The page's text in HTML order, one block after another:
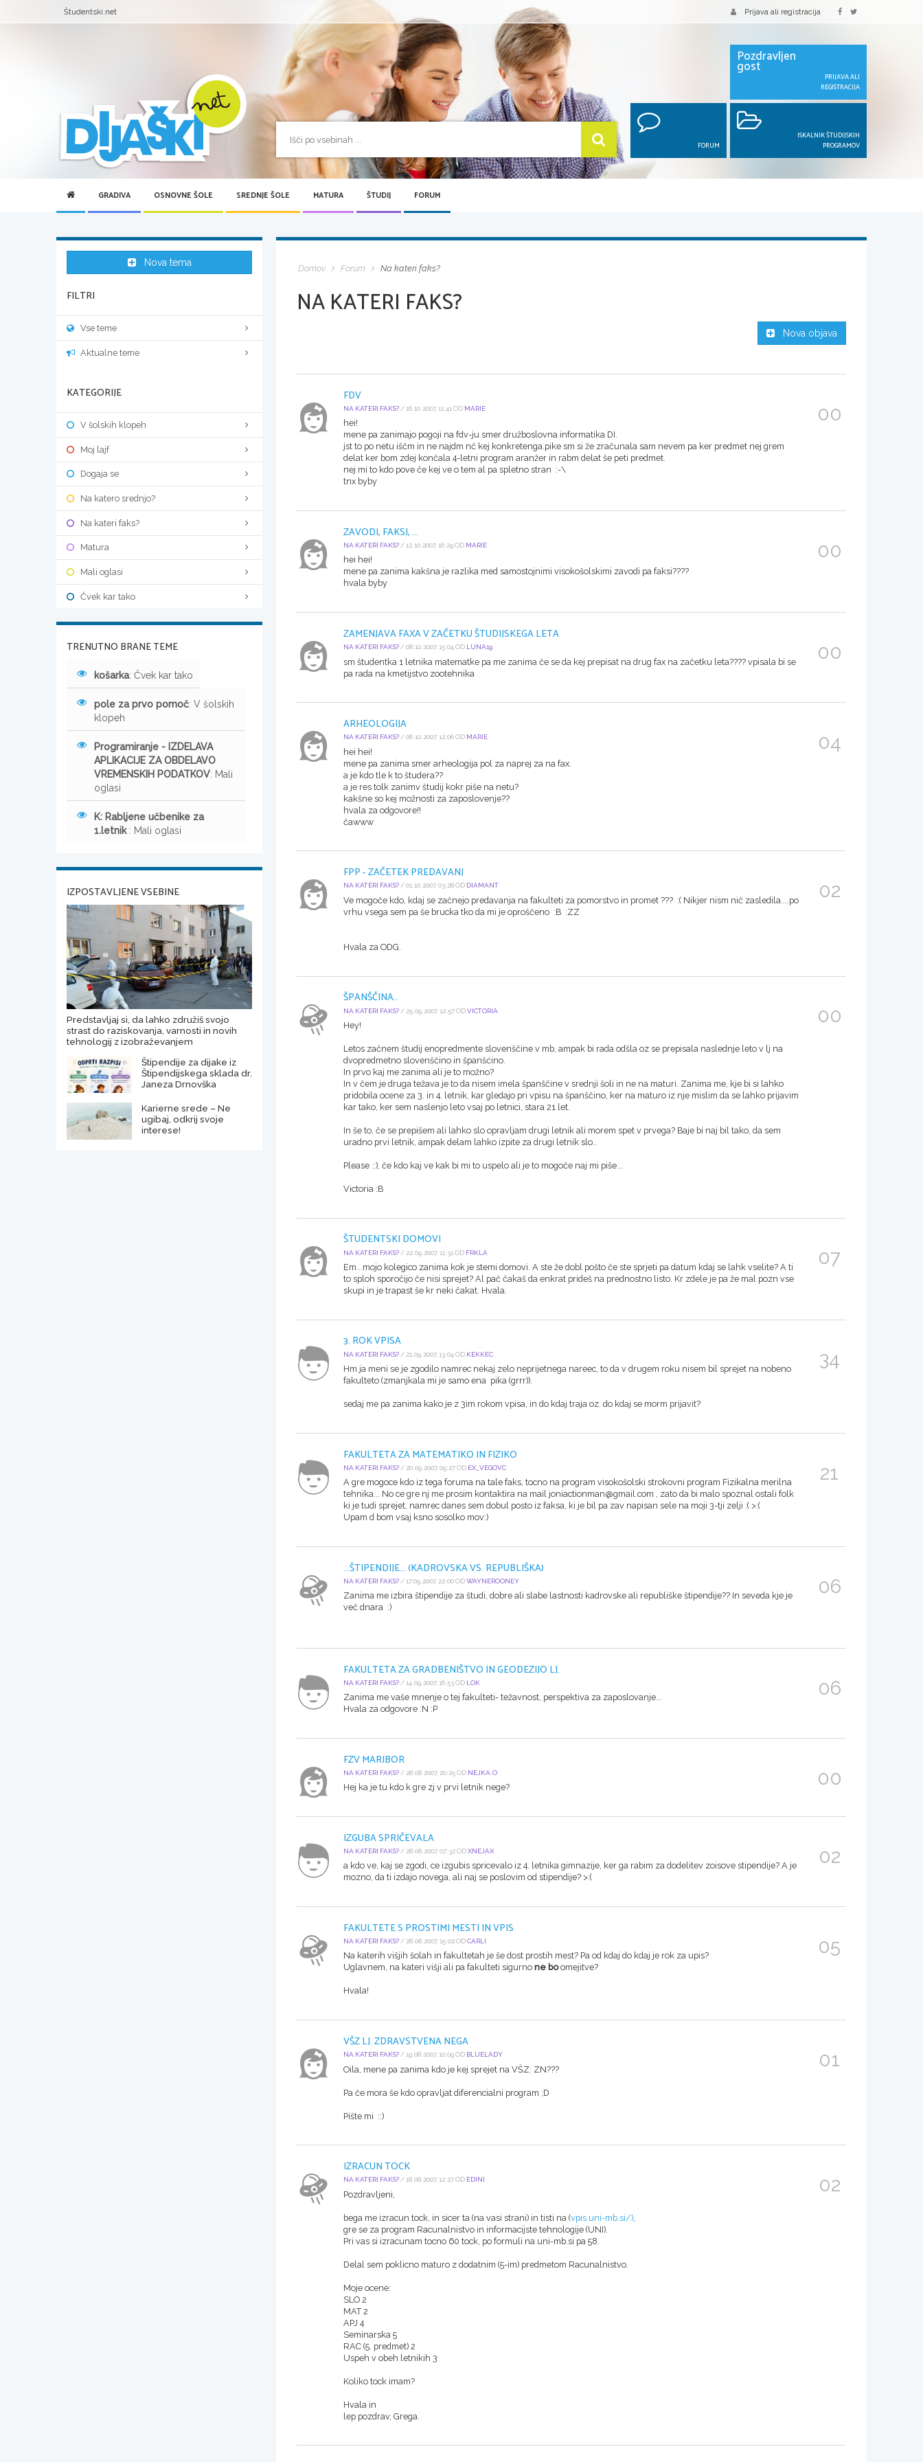
Študentski.net Prijava ali registracija
Pozdravljen
gost
PRIJAVA ALI
REGISTRACIJA
FORUM
ISKALNIK ŠTUDIJSKIH
PROGRAMOV
GRADIVA OSNOVNE ŠOLE SREDNJE ŠOLE MATURA ŠTUDIJ FORUM
Domov Forum Na kateri faks?
NA KATERI FAKS?
Nova objava
FDV
NA KATERI FAKS? / 16.10.2007, 11:41 OD MARIE
hei!
mene pa zanimajo pogoji na fdv-ju smer družboslovna informatika DI.
jst to po netu iščm in ne najdm nč kej konkretenga.pike sm si že zračunala sam nevem pa ker predmet nej grem
delat ker bom zdej končala 4-letni program aranžer in rabm delat še peti predmet.
nej mi to kdo pove če kej ve o tem al pa spletno stran :-\
tnx byby
00
ZAVODI, FAKSI, ...
NA KATERI FAKS? / 12.10.2007, 16:29 OD MARIE
hei hei!
mene pa zanima kakšna je razlika med samostojnimi visokošolskimi zavodi pa faksi????
hvala byby
00
ZAMENJAVA FAXA V ZAČETKU ŠTUDIJSKEGA LETA
NA KATERI FAKS?/ 08.10.2007, 15:04 OD LUNA19
sm študentka 1 letnika matematke pa me zanima če se da kej prepisat na drug fax na začetku leta???? vpisala bi se
pa rada na kmetijstvo zootehnika
00
ARHEOLOGIJA
NA KATERI FAKS?/ 06.10.2007, 12:06 OD MARIE
hei hei!
mene pa zanima smer arheologija pol za naprej za na fax.
a je kdo tle k to študera??
a je res tolk zanimv študij kokr piše na netu?
kakšne so kej možnosti za zaposlovenje??
hvala za odgovore!!
čawww
04
FPP - ZAČETEK PREDAVANJ
NA KATERI FAKS?/ 01.10.2007, 03:28 OD DIAMANT
Ve mogoče kdo, kdaj se začnejo predavanja na fakulteti za pomorstvo in promet ??? :( Nikjer nism nič zasledila....po
vrhu vsega sem pa še brucka tko da mi je oproščeno :B :ZZ
Hvala za ODG.
02
ŠPANŠČINA..
NA KATERI FAKS? / 25.09.2007, 12:57 ODVICTORIA
Hey!
Letos začnem študij enopredmente slovenščine v mb, ampak bi rada odšla oz se prepisala naslednje leto v lj na
dvopredmetno slovenščino in španšćino.
In prvo kaj me zanima ali je to možno?
In v čem je druga težava je to da nisem imela španščine v srednji šoli in ne na maturi. Zanima me, kje bi si lahko
pridobila ocene za 3. in 4. letnik, kar gledajo pri vpisu na španščino, ker na maturo iz nje mislim da se lahko prijavim
kar tako, ker sem naslenjo leto vsaj po letnici, stara 21 let.
In še to, če se prepišem ali lahko slo opravljam drugi letnik ali morem spet v prvega? Baje bi naj bil tako, da sem
uradno prvi letnik, ampak delam lahko izpite za drugi letnik slo..
Please ::), če kdo kaj ve kak bi mi to uspelo ali je to mogoče naj mi piše...
Victoria :B
00
ŠTUDENTSKI DOMOVI
NA KATERI FAKS? / 22.09.2007, 11:31 OD FRKLA
Em...mojo kolegico zanima kok je stemi domovi. A ste že dobl pošto če ste sprjeti pa datum kdaj se lahk vselite? A ti
to sploh sporočijo če nisi sprejet? Al pač čakaš da enkrat prideš na prednostno listo. Kr zdele je pa že mal pozn vse
skupi in je trapast še kr neki čakat. Hvala.
07
3. ROK VPISA
NA KATERI FAKS? / 21.09.2007, 13:04 OD KEKKEC
Hm ja meni se je zgodilo namrec nekaj zelo neprijetnega nareec, to da v drugem roku nisem bil sprejet na nobeno
fakulteto (zmanjkala mi je samo ena pika (grrr)).
sedaj me pa zanima kako je z 3im rokom vpisa, in do kdaj traja oz. do kdaj se morm prijavit?
34
FAKULTETA ZA MATEMATIKO IN FIZIKO
NA KATERI FAKS? / 20.09.2007, 09:27 OD EX_VEGOVC
A gre mogoce kdo iz tega foruma na tale faks, tocno na program visokošolski strokovni program Fizikalna merilna
tehnika... No ce gre nj me prosim kontaktira na mail joniactionman@gmail.com , zato da bi malo spoznal ostali folk
ki je tudi sprejet, namrec danes sem dobul posto iz faksa, ki je bil pa zav napisan sele na moji 3-tji zelji :( >:(
Upam d bom vsaj ksno sosolko mov:)
21
...ŠTIPENDIJE... (KADROVSKA VS. REPUBLIŠKA)
NA KATERI FAKS? / 17.09.2007, 22:00 ODWAYNEROONEY
Zanima me izbira štipendije za študi, dobre ali slabe lastnosti kadrovske ali republiške štipendije?? In seveda kje je
več dnara :)
06
FAKULTETA ZA GRADBENIŠTVO IN GEODEZIJO LJ.
NA KATERI FAKS? / 14.09.2007, 16:53 OD LOK
Zanima me vaše mnenje o tej fakulteti- težavnost, perspektiva za zaposlovanje...
Hvala za odgovore :N :P
06
FZV MARIBOR
NA KATERI FAKS? / 28.08.2007, 20:25 OD NEJKA.O
Hej ka je tu kdo k gre zj v prvi letnik nege? 00
IZGUBA SPRIČEVALA
NA KATERI FAKS? / 28.08.2007, 07:32 ODXNEJAX
a kdo ve, kaj se zgodi, ce izgubis spricevalo iz 4. letnika gimnazije, ker ga rabim za dodelitev zoisove stipendije? A je
mozno, da ti izdajo novega, ali naj se poslovim od stipendije? >:(
02
FAKULTETE S PROSTIMI MESTI IN VPIS
NA KATERI FAKS? / 28.08.2007, 15:02 ODCARLI
Na katerih višjih šolah in fakultetah je še dost prostih mest? Pa od kdaj do kdaj je rok za upis?
Uglavnem, na kateri višji ali pa fakulteti sigurnone boomejitve?
Hvala!
05
VŠZ LJ. ZDRAVSTVENA NEGA
NA KATERI FAKS?/ 19.08.2007, 10:09 OD BLUELADY
Oila, mene pa zanima kdo je kej sprejet na VŠZ: ZN???
Pa če mora še kdo opravljat diferencialni program ;D
Pište mi ::)
01
IZRACUN TOCK
NA KATERI FAKS?/ 18.08.2007, 12:27 OD EDINI
Pozdravljeni,
bega me izracun tock, in sicer ta (na vasi strani) in tisti na (vpis.uni-mb.si/)
gre se za program Racunalnistvo in informacijste tehnologije (UNI).
Pri vas si izracunam tocno 60 tock, po formuli na uni-mb.si pa 58.
Delal sem poklicno maturo z dodatnim (5-im) predmetom Racunalnistvo.
Moje ocene:
SLO 2
MAT 2
APJ 4
Seminarska 5
RAC (5. predmet) 2
Uspeh v obeh letnikih 3
Koliko tock imam?
Hvala in
lep pozdrav, Grega.
02
Nova tema
FILTRI
Vse teme
Aktualne teme
KATEGORIJE
V šolskih klopeh
Moj lajf
Dogaja se
Na katero srednjo?
Na kateri faks?
Matura
Mali oglasi
Čvek kar tako
TRENUTNO BRANE TEME
košarka: Čvek kar tako
pole za prvo pomoč: V šolskih
klopeh
Programiranje - IZDELAVA
APLIKACIJE ZA OBDELAVO
VREMENSKIH PODATKOV: Mali
oglasi
K: Rabljene učbenike za
1.letnik : Mali oglasi
IZPOSTAVLJENE VSEBINE
Predstavljaj si, da lahko združiš svojo
strast do raziskovanja, varnosti in novih
tehnologij z izobraževanjem
Štipendije za dijake iz
Štipendijskega sklada dr.
Janeza Drnovška
Karierne srede – Ne
ugibaj, odkrij svoje
interese!